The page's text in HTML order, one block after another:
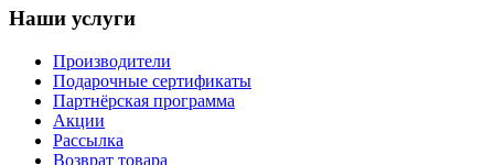
Наши услуги
Производители
Подарочные сертификаты
Партнёрская программа
Акции
Рассылка
Возврат товара